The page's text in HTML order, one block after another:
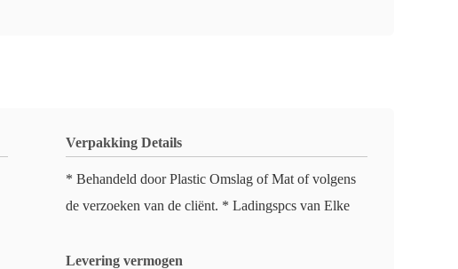
Verpakking Details
* Behandeld door Plastic Omslag of Mat of volgens
de verzoeken van de cliënt. * Ladingspcs van Elke
Levering vermogen